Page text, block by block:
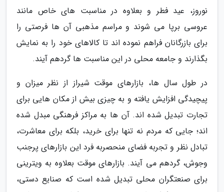
نوروز، عید فطر و بعلاوه در مناسبت های خاص مانند
عروسی برپا می شوند و مراسم مذهبی آن ها فرصتی را
برای بازرگانان فراهم نموده اند تا کالاهای خود را به نمایش
بگذارند و جامعه محلی در این مناسبت ها گردهم آیند.
در طول سال ها، بازارهای موقت شیراز از نظر میزان و
پیچیدگی افزایش یافته و به چیزی بیش از مکان هایی برای
تجارت تبدیل شده اند. آن ها به مراکز فرهنگی مبدل شده
اند؛ جایی که مردم نه تنها برای خرید، بلکه برای معاشرت،
تبادل نظر و تجربه فضای منحصربه فرد این بازارهای پرجنب
وجوش، گردهم می آیند. بازارهای موقت بعلاوه به ویترینی
برای صنعتگران محلی تبدیل شده است که صنایع دستی،